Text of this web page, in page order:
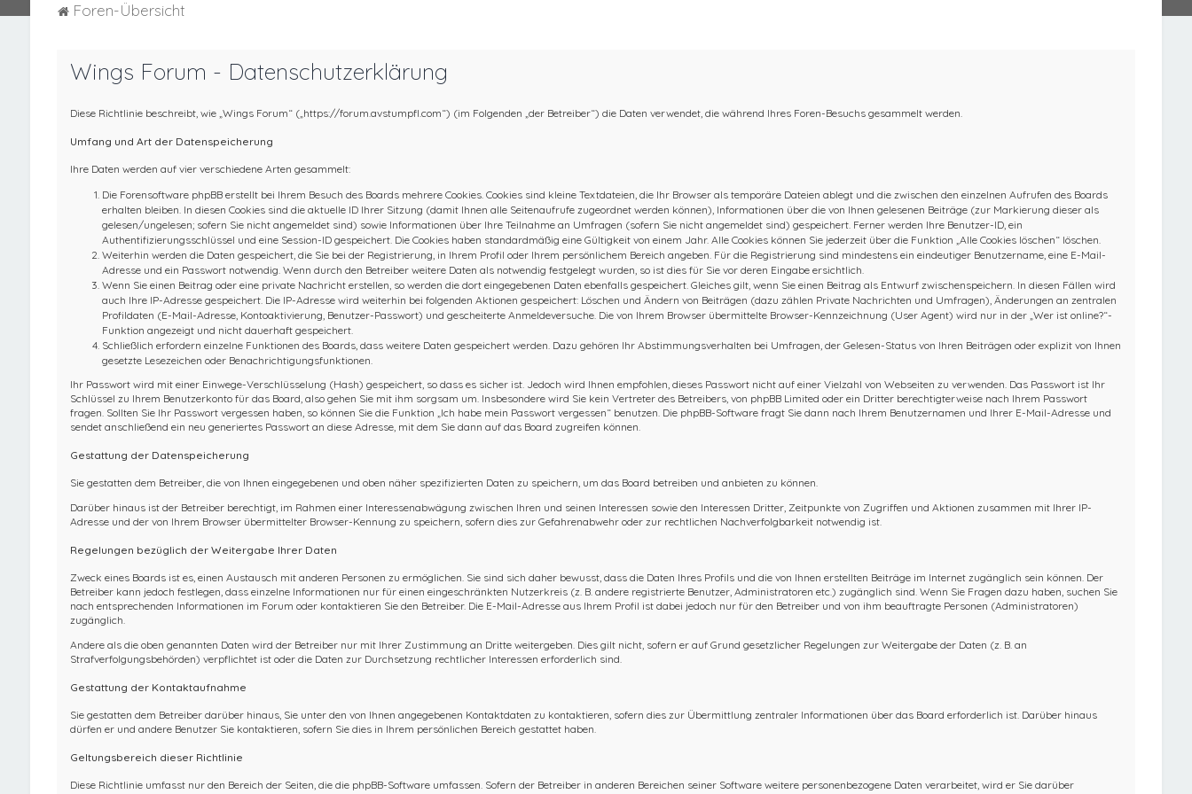
Foren-Übersicht
Wings Forum - Datenschutzerklärung
Diese Richtlinie beschreibt, wie „Wings Forum“ („https://forum.avstumpfl.com“) (im Folgenden „der Betreiber“) die Daten verwendet, die während Ihres Foren-Besuchs gesammelt werden.
Umfang und Art der Datenspeicherung
Ihre Daten werden auf vier verschiedene Arten gesammelt:
Die Forensoftware phpBB erstellt bei Ihrem Besuch des Boards mehrere Cookies. Cookies sind kleine Textdateien, die Ihr Browser als temporäre Dateien ablegt und die zwischen den einzelnen Aufrufen des Boards
erhalten bleiben. In diesen Cookies sind die aktuelle ID Ihrer Sitzung (damit Ihnen alle Seitenaufrufe zugeordnet werden können), Informationen über die von Ihnen gelesenen Beiträge (zur Markierung dieser als
gelesen/ungelesen; sofern Sie nicht angemeldet sind) sowie Informationen über Ihre Teilnahme an Umfragen (sofern Sie nicht angemeldet sind) gespeichert. Ferner werden Ihre Benutzer-ID, ein
Authentifizierungsschlüssel und eine Session-ID gespeichert. Die Cookies haben standardmäßig eine Gültigkeit von einem Jahr. Alle Cookies können Sie jederzeit über die Funktion „Alle Cookies löschen“ löschen.
Weiterhin werden die Daten gespeichert, die Sie bei der Registrierung, in Ihrem Profil oder Ihrem persönlichem Bereich angeben. Für die Registrierung sind mindestens ein eindeutiger Benutzername, eine E-Mail-
Adresse und ein Passwort notwendig. Wenn durch den Betreiber weitere Daten als notwendig festgelegt wurden, so ist dies für Sie vor deren Eingabe ersichtlich.
Wenn Sie einen Beitrag oder eine private Nachricht erstellen, so werden die dort eingegebenen Daten ebenfalls gespeichert. Gleiches gilt, wenn Sie einen Beitrag als Entwurf zwischenspeichern. In diesen Fällen wird
auch Ihre IP-Adresse gespeichert. Die IP-Adresse wird weiterhin bei folgenden Aktionen gespeichert: Löschen und Ändern von Beiträgen (dazu zählen Private Nachrichten und Umfragen), Änderungen an zentralen
Profildaten (E-Mail-Adresse, Kontoaktivierung, Benutzer-Passwort) und gescheiterte Anmeldeversuche. Die von Ihrem Browser übermittelte Browser-Kennzeichnung (User Agent) wird nur in der „Wer ist online?“-
Funktion angezeigt und nicht dauerhaft gespeichert.
Schließlich erfordern einzelne Funktionen des Boards, dass weitere Daten gespeichert werden. Dazu gehören Ihr Abstimmungsverhalten bei Umfragen, der Gelesen-Status von Ihren Beiträgen oder explizit von Ihnen
gesetzte Lesezeichen oder Benachrichtigungsfunktionen.
Ihr Passwort wird mit einer Einwege-Verschlüsselung (Hash) gespeichert, so dass es sicher ist. Jedoch wird Ihnen empfohlen, dieses Passwort nicht auf einer Vielzahl von Webseiten zu verwenden. Das Passwort ist Ihr
Schlüssel zu Ihrem Benutzerkonto für das Board, also gehen Sie mit ihm sorgsam um. Insbesondere wird Sie kein Vertreter des Betreibers, von phpBB Limited oder ein Dritter berechtigterweise nach Ihrem Passwort
fragen. Sollten Sie Ihr Passwort vergessen haben, so können Sie die Funktion „Ich habe mein Passwort vergessen“ benutzen. Die phpBB-Software fragt Sie dann nach Ihrem Benutzernamen und Ihrer E-Mail-Adresse und
sendet anschließend ein neu generiertes Passwort an diese Adresse, mit dem Sie dann auf das Board zugreifen können.
Gestattung der Datenspeicherung
Sie gestatten dem Betreiber, die von Ihnen eingegebenen und oben näher spezifizierten Daten zu speichern, um das Board betreiben und anbieten zu können.
Darüber hinaus ist der Betreiber berechtigt, im Rahmen einer Interessenabwägung zwischen Ihren und seinen Interessen sowie den Interessen Dritter, Zeitpunkte von Zugriffen und Aktionen zusammen mit Ihrer IP-
Adresse und der von Ihrem Browser übermittelter Browser-Kennung zu speichern, sofern dies zur Gefahrenabwehr oder zur rechtlichen Nachverfolgbarkeit notwendig ist.
Regelungen bezüglich der Weitergabe Ihrer Daten
Zweck eines Boards ist es, einen Austausch mit anderen Personen zu ermöglichen. Sie sind sich daher bewusst, dass die Daten Ihres Profils und die von Ihnen erstellten Beiträge im Internet zugänglich sein können. Der
Betreiber kann jedoch festlegen, dass einzelne Informationen nur für einen eingeschränkten Nutzerkreis (z. B. andere registrierte Benutzer, Administratoren etc.) zugänglich sind. Wenn Sie Fragen dazu haben, suchen Sie
nach entsprechenden Informationen im Forum oder kontaktieren Sie den Betreiber. Die E-Mail-Adresse aus Ihrem Profil ist dabei jedoch nur für den Betreiber und von ihm beauftragte Personen (Administratoren)
zugänglich.
Andere als die oben genannten Daten wird der Betreiber nur mit Ihrer Zustimmung an Dritte weitergeben. Dies gilt nicht, sofern er auf Grund gesetzlicher Regelungen zur Weitergabe der Daten (z. B. an
Strafverfolgungsbehörden) verpflichtet ist oder die Daten zur Durchsetzung rechtlicher Interessen erforderlich sind.
Gestattung der Kontaktaufnahme
Sie gestatten dem Betreiber darüber hinaus, Sie unter den von Ihnen angegebenen Kontaktdaten zu kontaktieren, sofern dies zur Übermittlung zentraler Informationen über das Board erforderlich ist. Darüber hinaus
dürfen er und andere Benutzer Sie kontaktieren, sofern Sie dies in Ihrem persönlichen Bereich gestattet haben.
Geltungsbereich dieser Richtlinie
Diese Richtlinie umfasst nur den Bereich der Seiten, die die phpBB-Software umfassen. Sofern der Betreiber in anderen Bereichen seiner Software weitere personenbezogene Daten verarbeitet, wird er Sie darüber